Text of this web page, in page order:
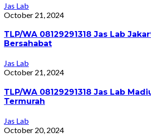
Jas Lab
October 21, 2024
TLP/WA 08129291318 Jas Lab
Bersahabat
Jas Lab
October 21, 2024
TLP/WA 08129291318 Jas Lab
Termurah
Jas Lab
October 20, 2024